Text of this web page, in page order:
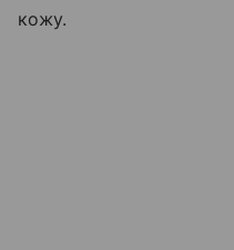
кожу.